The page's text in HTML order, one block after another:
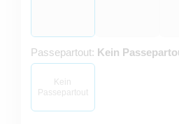
Passepartout: Kein
Kein
Passepartout